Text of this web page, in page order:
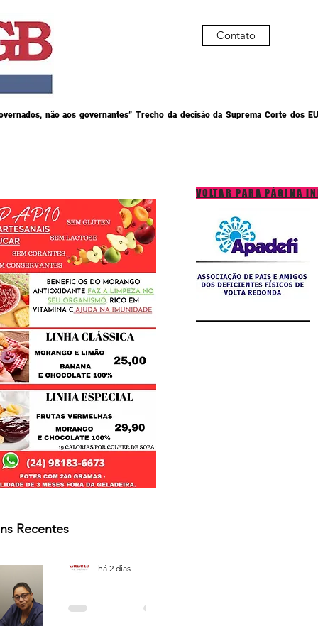
não aos governantes” Trecho da decisão da Suprema Corte dos
Contato
VOLTAR PARA PÁGINA
Recentes
PODCAST
'CAFÉ
há 2 dias